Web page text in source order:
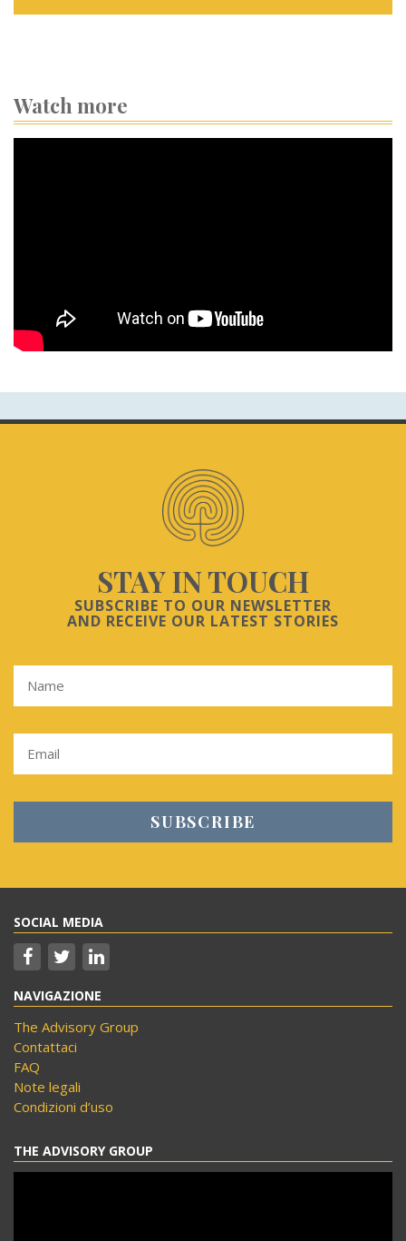
Watch more
STAY IN TOUCH
SUBSCRIBE TO OUR NEWSLETTER
AND RECEIVE OUR LATEST STORIES
SOCIAL MEDIA
NAVIGAZIONE
The Advisory Group
Contattaci
FAQ
Note legali
Condizioni d’uso
THE ADVISORY GROUP